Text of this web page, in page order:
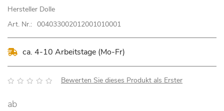
Hersteller Dolle
Art. Nr.: 004033002012001010001
ca. 4-10 Arbeitstage (Mo-Fr)
Bewertung: Bewerten Sie dieses Produkt als Erster
ab